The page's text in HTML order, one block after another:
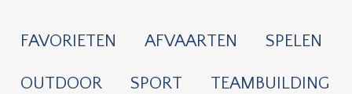
FAVORIETEN AFVAARTEN SPELEN
OUTDOOR SPORT TEAMBUILDING